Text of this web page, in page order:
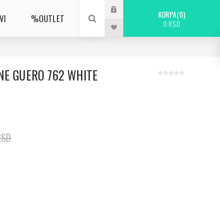
%OUTLET KORPA 0
0 RSD
GUERO 762 WHITE